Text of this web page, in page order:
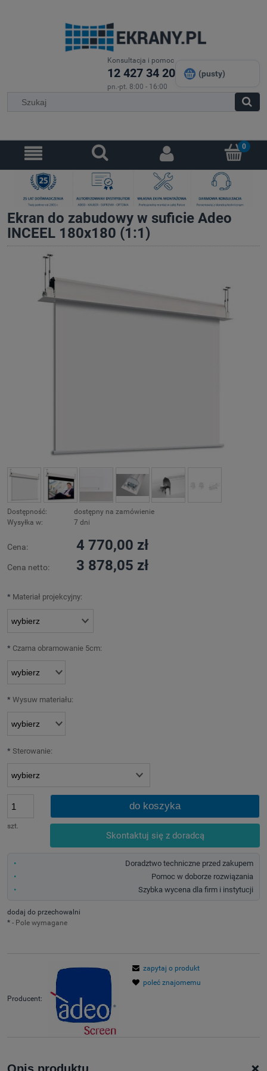
Konsultacja i pomoc
12 427 34 20
pn.-pt. 8:00 - 16:00
(pusty)
Ekran do zabudowy w suficie Adeo
INCEEL 180x180 (1:1)
Dostępność:
dostępny na zamówienie
Wysyłka w:
7 dni
Cena: 4 770,00 zł
Cena netto: 3 878,05 zł
* Materiał projekcyjny:
* Czarna obramowanie 5cm:
* Wysuw materiału:
* Sterowanie:
szt.
do koszyka
Skontaktuj się z doradcą
Doradztwo techniczne przed zakupem
Pomoc w doborze rozwiązania
Szybka wycena dla firm i instytucji
dodaj do przechowalni
* - Pole wymagane
Producent:
zapytaj o produkt
poleć znajomemu